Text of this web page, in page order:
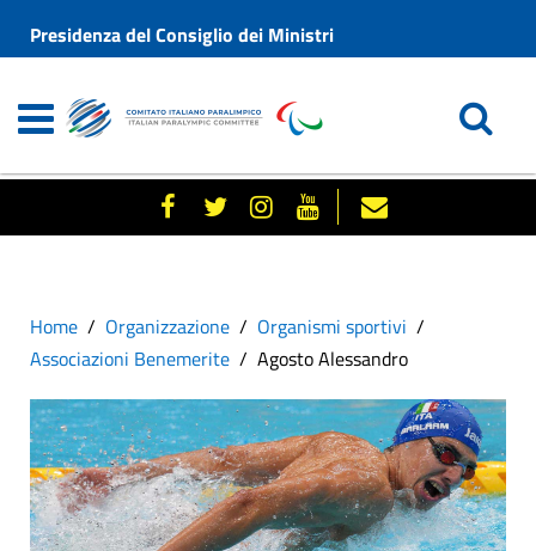
Presidenza del Consiglio dei Ministri
Home Organizzazione
Organismi sportivi
Associazioni Benemerite
Agosto Alessandro